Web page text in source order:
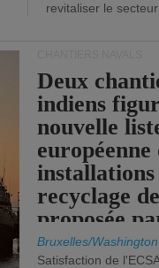
revitaliser le secteur
Deux
indiens
nouvelle
européenne
installations
recyclage
proposée
Bruxelles/Washington
Satisfaction de